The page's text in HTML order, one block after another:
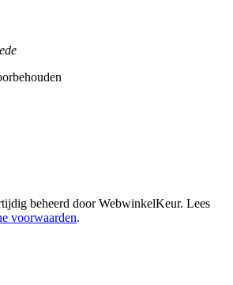
beheerd doorWebwinkelKeur. Lees
voorwaarden.